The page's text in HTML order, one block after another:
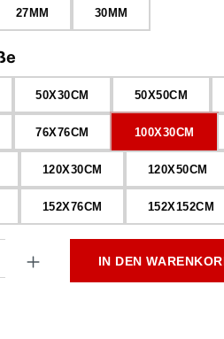
27MM 30MM
50X30CM 50X50CM
76X76CM 100X30CM
120X30CM 120X50CM
152X76CM 152X152CM
IN DEN